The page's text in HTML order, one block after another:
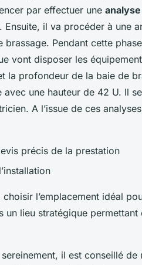
par effectuer une
Ensuite, il va procéder à une
Pendant cette
vont disposer les
la profondeur de la baie de
une hauteur de 42 U. Il
A l’issue de ces
précis de la prestation
l’emplacement idéal
un lieu stratégique permettant
il est conseillé